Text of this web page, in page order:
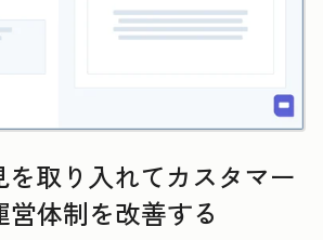
を取り入れてカスタマー
体制を改善する